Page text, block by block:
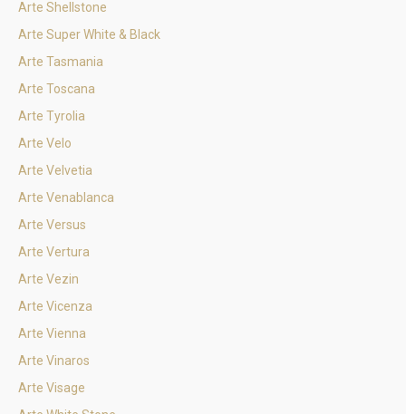
Arte Shellstone
Arte Super White & Black
Arte Tasmania
Arte Toscana
Arte Tyrolia
Arte Velo
Arte Velvetia
Arte Venablanca
Arte Versus
Arte Vertura
Arte Vezin
Arte Vicenza
Arte Vienna
Arte Vinaros
Arte Visage